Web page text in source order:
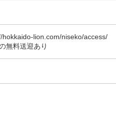
lion.com/niseko/access/
無料送迎あり